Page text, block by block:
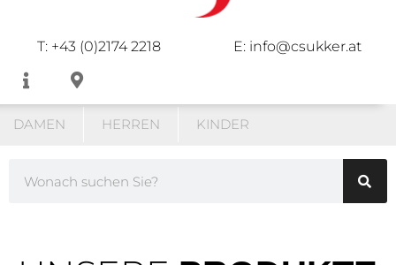
T: +43 (0)2174 2218 E: info@csukker.at
DAMEN HERREN KINDER